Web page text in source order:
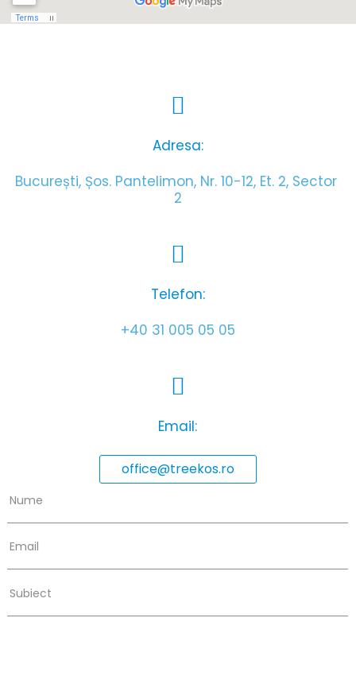
Adresa:
București, Șos. Pantelimon, Nr. 10-12, Et. 2, Sector
2
Telefon:
+40 31 005 05 05
Email:
office@treekos.ro
Nume
Email
Subiect